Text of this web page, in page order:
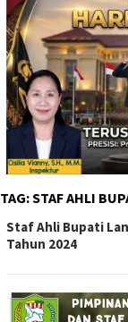
TAG:STAF AHLI
Staf Ahli Bupati
Tahun 2024